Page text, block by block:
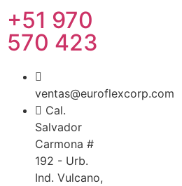
+51 970
570 423
ventas@euroflexcorp.com
Cal.
Salvador
Carmona #
192 - Urb.
Ind. Vulcano,